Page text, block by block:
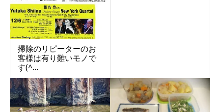
掃除のリピーターのお
客様は有り難いモノで
す(^...